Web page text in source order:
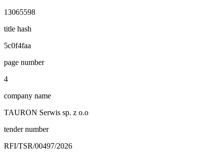
13065598
title hash
5c0f4faa
page number
4
company name
TAURON Serwis sp. z o.o
tender number
RFI/TSR/00497/2026